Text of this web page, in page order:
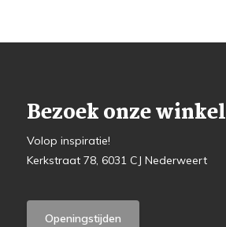
Bezoek onze winkel
Volop inspiratie!
Kerkstraat 78, 6031 CJ Nederweert
Openingstijden